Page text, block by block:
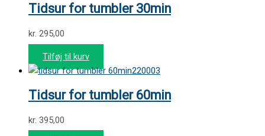
Tidsur for tumbler 30min
kr. 295,00
Tilføj til kurv
220003
Tidsur for tumbler 60min
kr. 395,00